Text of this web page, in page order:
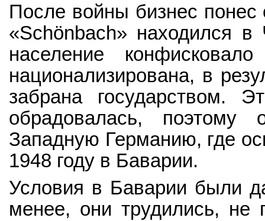
После войны бизнес понес
«Schönbach» находился в
население
национализирована, в
забрана государством.
обрадовалась,
Западную Германию, где
1948 году в Баварии.
Условия в Баварии были
менее, они трудились, не